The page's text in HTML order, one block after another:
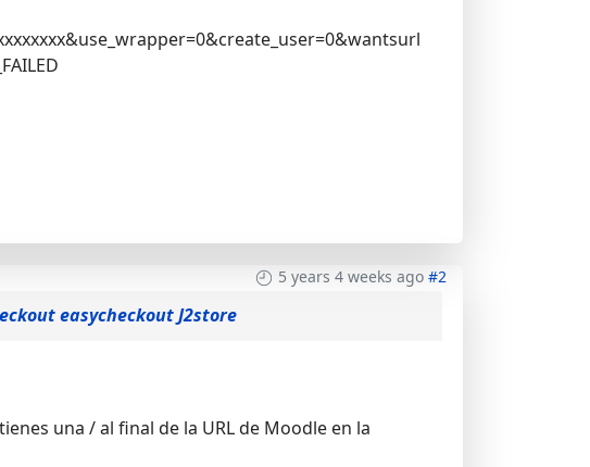
5 years 4 weeks ago #2
easycheckout J2store
una / al final de la URL de Moodle en la